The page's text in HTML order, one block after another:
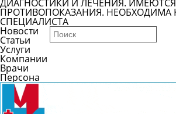
ДИАГНОСТИКИ И ЛЕЧЕНИЯ. ИМЕЮТСЯ
ПРОТИВОПОКАЗАНИЯ. НЕОБХОДИМА
СПЕЦИАЛИСТА
Новости
Статьи
Услуги
Компании
Врачи
Персона